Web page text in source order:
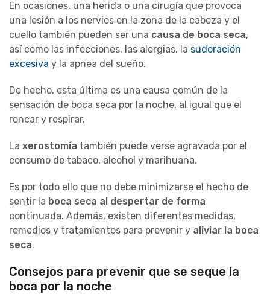
En ocasiones, una herida o una cirugía que provoca
una lesión a los nervios en la zona de la cabeza y el
cuello también pueden ser una causa de boca seca,
así como las infecciones, las alergias, la sudoración
excesiva y la apnea del sueño.
De hecho, esta última es una causa común de la
sensación de boca seca por la noche, al igual que el
roncar y respirar.
La xerostomía también puede verse agravada por el
consumo de tabaco, alcohol y marihuana.
Es por todo ello que no debe minimizarse el hecho de
sentir la boca seca al despertar de forma
continuada. Además, existen diferentes medidas,
remedios y tratamientos para prevenir y aliviar la boca
seca.
Consejos para prevenir que se seque la
boca por la noche